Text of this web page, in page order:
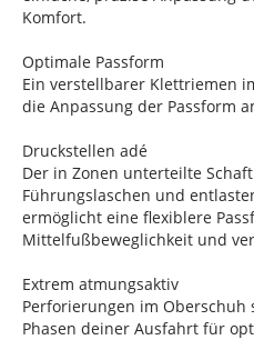
Komfort.
Optimale Passform
Ein verstellbarer Klettriemen
die Anpassung der Passform
Druckstellen adé
Der in Zonen unterteilte
Führungslaschen und
ermöglicht eine flexiblere
Mittelfußbeweglichkeit und
Extrem atmungsaktiv
Perforierungen im Oberschuh
Phasen deiner Ausfahrt für